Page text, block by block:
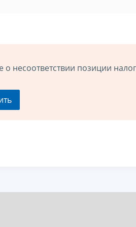
о несоответствии позиции